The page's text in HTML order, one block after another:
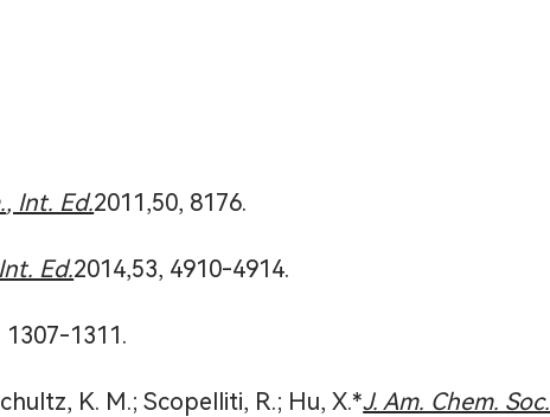
, Int. Ed.2011,50, 8176.
Ed.2014,53, 4910-4914.
1307-1311.
K. M.; Scopelliti, R.; Hu, X.*J. Am. Chem. Soc.